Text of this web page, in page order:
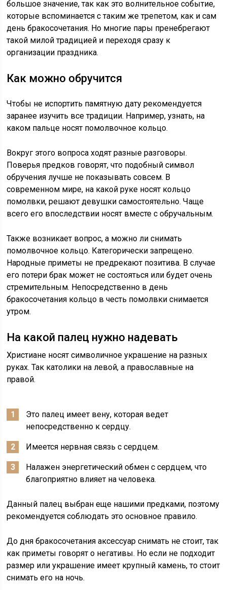
большое значение, так как это волнительное событие,
которые вспоминается с таким же трепетом, как и сам
день бракосочетания. Но многие пары пренебрегают
такой милой традицией и переходя сразу к
организации праздника.
Как можно обручится
Чтобы не испортить памятную дату рекомендуется
заранее изучить все традиции. Например, узнать, на
каком пальце носят помолвочное кольцо.
Вокруг этого вопроса ходят разные разговоры.
Поверья предков говорят, что подобный символ
обручения лучше не показывать совсем. В
современном мире, на какой руке носят кольцо
помолвки, решают девушки самостоятельно. Чаще
всего его впоследствии носят вместе с обручальным.
Также возникает вопрос, а можно ли снимать
помолвочное кольцо. Категорически запрещено.
Народные приметы не предрекают позитива. В случае
его потери брак может не состояться или будет очень
стремительным. Непосредственно в день
бракосочетания кольцо в честь помолвки снимается
утром.
На какой палец нужно надевать
Христиане носят символичное украшение на разных
руках. Так католики на левой, а православные на
правой.
Это палец имеет вену, которая ведет
непосредственно к сердцу.
Имеется нервная связь с сердцем.
Налажен энергетический обмен с сердцем, что
благоприятно влияет на человека.
Данный палец выбран еще нашими предками, поэтому
рекомендуется соблюдать это основное правило.
До дня бракосочетания аксессуар снимать не стоит, так
как приметы говорят о негативы. Но если не подходит
размер или украшение имеет крупный камень, то стоит
снимать его на ночь.